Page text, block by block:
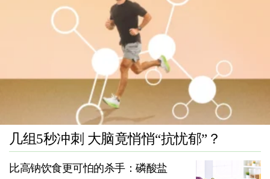
几组5秒冲刺 大脑竟悄悄“抗忧郁”？
比高钠饮食更可怕的杀手：磷酸盐